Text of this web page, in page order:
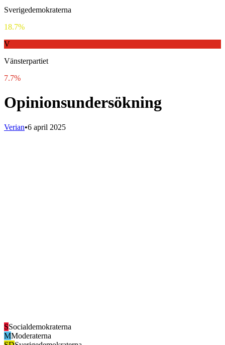
Sverigedemokraterna
18.7%
V
Vänsterpartiet
7.7%
Opinionsundersökning
Verian•6 april 2025
SSocialdemokraterna
MModeraterna